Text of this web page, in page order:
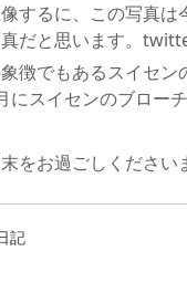
するに、この写真
だと思います。
徴でもあるスイセ
スイセンのブロー
をお過ごしください
記